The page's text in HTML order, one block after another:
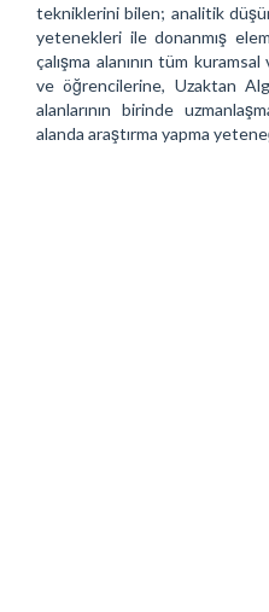
tekniklerini bilen; analitik
yetenekleri ile donanmış
çalışma alanının tüm
ve öğrencilerine, Uzaktan
alanlarının birinde
alanda araştırma yapma